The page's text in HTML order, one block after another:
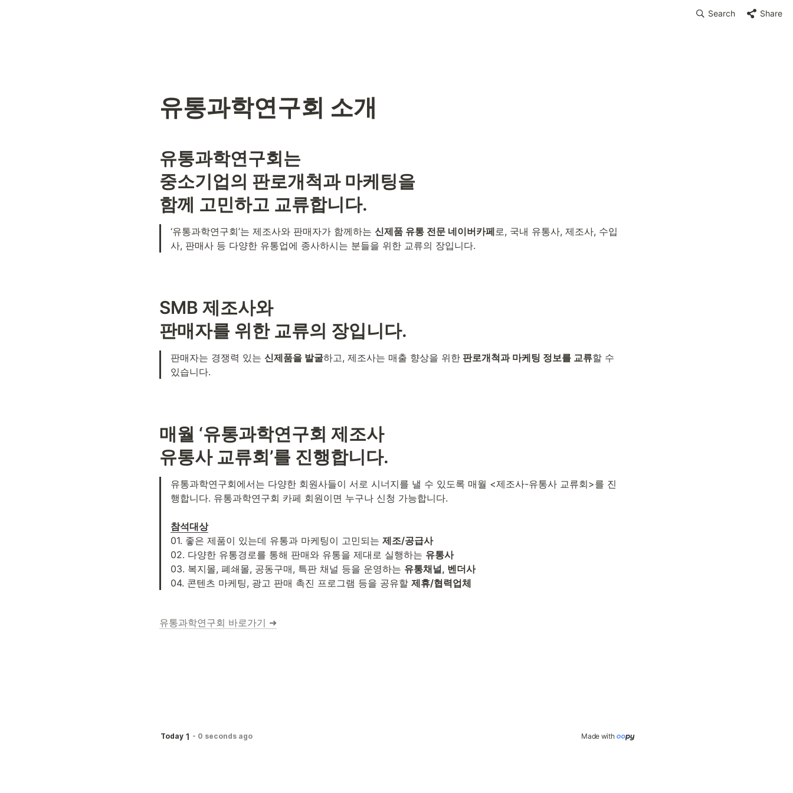
Search Share
유통과학연구회 소개
유통과학연구회는
중소기업의 판로개척과 마케팅을
함께 고민하고 교류합니다.
‘유통과학연구회’는 제조사와 판매자가 함께하는 신제품 유통 전문 네이버카페로, 국내 유통사, 제조사, 수입
사, 판매사 등 다양한 유통업에 종사하시는 분들을 위한 교류의 장입니다.
SMB 제조사와
판매자를 위한 교류의 장입니다.
판매자는 경쟁력 있는 신제품을 발굴하고, 제조사는 매출 향상을 위한 판로개척과 마케팅 정보를 교류할 수
있습니다.
매월 ‘유통과학연구회 제조사
유통사 교류회’를 진행합니다.
유통과학연구회에서는 다양한 회원사들이 서로 시너지를 낼 수 있도록 매월 <제조사-유통사 교류회>를 진
행합니다. 유통과학연구회 카페 회원이면 누구나 신청 가능합니다.
01. 좋은 제품이 있는데 유통과 마케팅이 고민되는 제조/공급사
02. 다양한 유통경로를 통해 판매와 유통을 제대로 실행하는 유통사
03. 복지몰, 폐쇄몰, 공동구매, 특판 채널 등을 운영하는 유통채널, 벤더사
04. 콘텐츠 마케팅, 광고 판매 촉진 프로그램 등을 공유할 제휴/협력업체
유통과학연구회 바로가기 ➜
Today 1 - 0 seconds ago Made with